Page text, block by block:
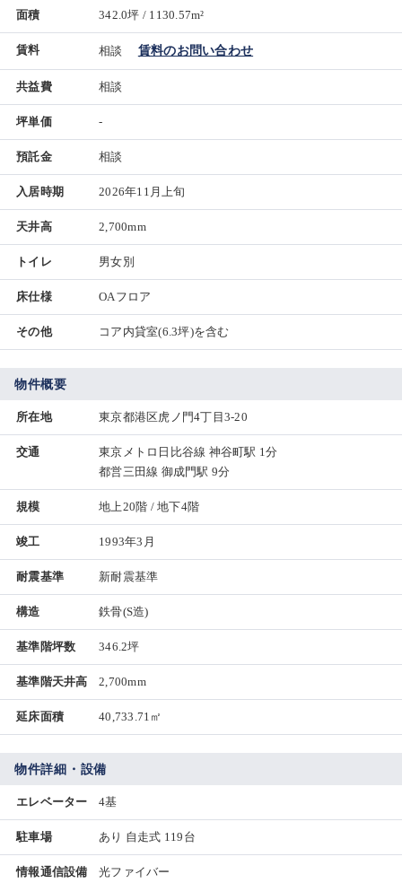
面積 342.0坪 / 1130.57m²
賃料 相談 賃料のお問い合わせ
共益費 相談
坪単価 -
預託金 相談
入居時期 2026年11月上旬
天井高 2,700mm
トイレ 男女別
床仕様 OAフロア
その他 コア内貸室(6.3坪)を含む
物件概要
所在地 東京都港区虎ノ門4丁目3-20
交通
東京メトロ日比谷線 神谷町駅 1分
都営三田線 御成門駅 9分
規模 地上20階 / 地下4階
竣工 1993年3月
耐震基準 新耐震基準
構造 鉄骨(S造)
基準階坪数 346.2坪
基準階天井高 2,700mm
延床面積 40,733.71㎡
物件詳細・設備
エレベーター 4基
駐車場 あり 自走式 119台
情報通信設備 光ファイバー